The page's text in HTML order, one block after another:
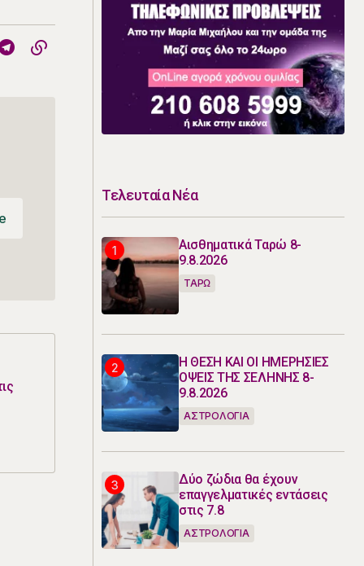
Τελευταία Νέα
Αισθηματικά Ταρώ 8-
9.8.2026
ΤΑΡΩ
Η ΘΕΣΗ ΚΑΙ ΟΙ ΗΜΕΡΗΣΙΕΣ
ΟΨΕΙΣ ΤΗΣ ΣΕΛΗΝΗΣ 8-
9.8.2026
ΑΣΤΡΟΛΟΓΙΑ
Δύο ζώδια θα έχουν
επαγγελματικές εντάσεις
στις 7.8
ΑΣΤΡΟΛΟΓΙΑ